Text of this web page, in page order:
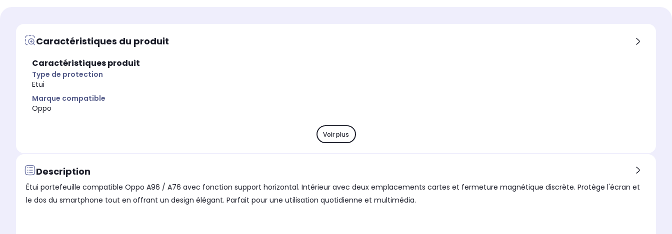
Caractéristiques du produit
Caractéristiques produit
Type de protection
Etui
Marque compatible
Oppo
Voir plus
Description
Étui portefeuille compatible Oppo A96 / A76 avec fonction support horizontal. Intérieur avec deux emplacements cartes et fermeture magnétique discrète. Protège l'écran et
le dos du smartphone tout en offrant un design élégant. Parfait pour une utilisation quotidienne et multimédia.